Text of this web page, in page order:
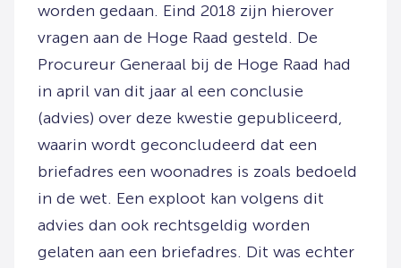
worden gedaan. Eind 2018 zijn hierover
vragen aan de Hoge Raad gesteld. De
Procureur Generaal bij de Hoge Raad had
in april van dit jaar al een conclusie
(advies) over deze kwestie gepubliceerd,
waarin wordt geconcludeerd dat een
briefadres een woonadres is zoals bedoeld
in de wet. Een exploot kan volgens dit
advies dan ook rechtsgeldig worden
gelaten aan een briefadres. Dit was echter